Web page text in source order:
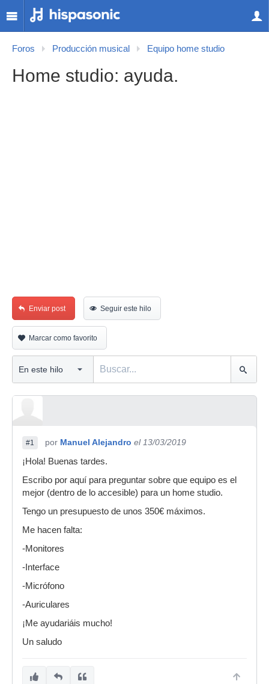
Foros Producción musical Equipo home studio
Home studio: ayuda.
Enviar post Seguir este hilo
Marcar como favorito
#1 por Manuel Alejandro el 13/03/2019
¡Hola! Buenas tardes.
Escribo por aquí para preguntar sobre que equipo es el
mejor (dentro de lo accesible) para un home studio.
Tengo un presupuesto de unos 350€ máximos.
Me hacen falta:
-Monitores
-Interface
-Micrófono
-Auriculares
¡Me ayudariáis mucho!
Un saludo